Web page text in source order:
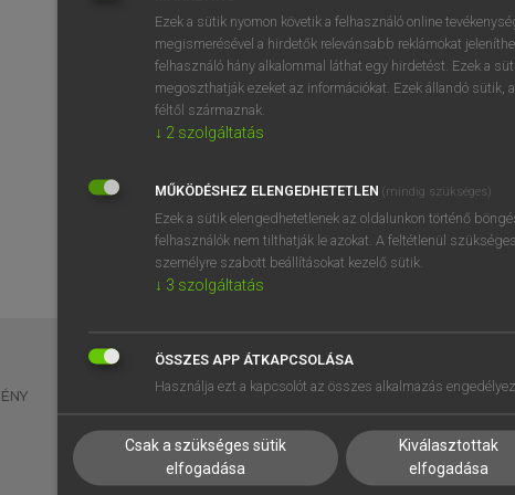
BELÉPÉS
EGYÉNI FELHASZNÁLÓKNAK
TANULÓKNAK
VÁLLALATI MEGOLDÁSOK
SÚGÓ
RÓLUNK
SÜTI BEÁLLÍTÁSOK
Ezek a sütik nyomon követik a felhasználó online
megismerésével a hirdetők relevánsabb reklámokat
felhasználó hány alkalommal láthat egy hirdetést. Ezek a
megoszthatják ezeket az információkat. Ezek állandó
féltől származnak.
↓ 2 szolgáltatás
MŰKÖDÉSHEZ ELENGEDHETETLEN (mindig szükséges)
Ezek a sütik elengedhetetlenek az oldalunkon történő
felhasználók nem tilthatják le azokat. A feltétlenül
személyre szabott beállításokat kezelő sütik.
↓ 3 szolgáltatás
ÖSSZES APP ÁTKAPCSOLÁSA
Használja ezt a kapcsolót az összes alkalmazás
Csak a szükséges sütik
elfogadása
Kiválasztottak
elfogadása